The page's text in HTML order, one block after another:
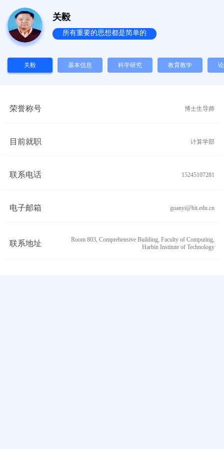
关毅
所有重要的思想都是简单的
关毅 基本信息 科学研究 教育教学
荣誉称号 博士生导师
目前就职 计算学部
联系电话 15245107281
电子邮箱 guanyi@hit.edu.cn
联系地址
Room 803, Comprehensive Building, Faculty of Computing,
Harbin Institute of Technology